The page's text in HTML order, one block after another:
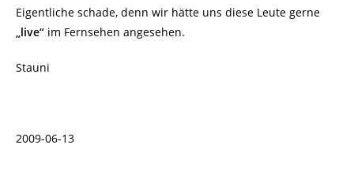
Eigentliche schade, denn wir hätte uns diese Leute gerne
„live“ im Fernsehen angesehen.
Stauni
2009-06-13